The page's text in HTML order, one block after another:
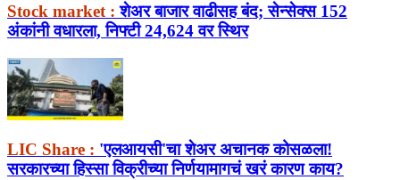
Stock market : शेअर बाजार वाढीसह बंद; सेन्सेक्स 152
अंकांनी वधारला, निफ्टी 24,624 वर स्थिर
LIC Share : 'एलआयसी'चा शेअर अचानक कोसळला!
सरकारच्या हिस्सा विक्रीच्या निर्णयामागचं खरं कारण काय?